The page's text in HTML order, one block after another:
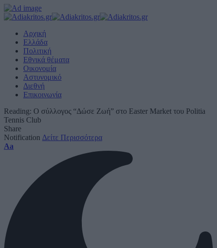
Αρχική
Ελλάδα
Πολιτική
Εθνικά θέματα
Οικονομία
Αστυνομικό
Διεθνή
Επικοινωνία
Reading: Ο σύλλογος “Δώσε Ζωή” στο Easter Market του Politia
Tennis Club
Share
Notification Δείτε Περισσότερα
Font
Aa